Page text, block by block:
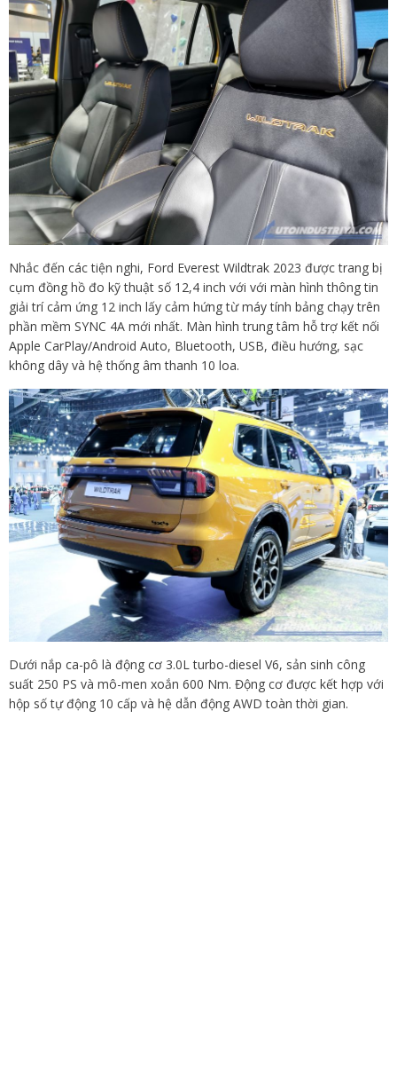
Nhắc đến các tiện nghi, Ford Everest Wildtrak 2023 được trang bị
cụm đồng hồ đo kỹ thuật số 12,4 inch với với màn hình thông tin
giải trí cảm ứng 12 inch lấy cảm hứng từ máy tính bảng chạy trên
phần mềm SYNC 4A mới nhất. Màn hình trung tâm hỗ trợ kết nối
Apple CarPlay/Android Auto, Bluetooth, USB, điều hướng, sạc
không dây và hệ thống âm thanh 10 loa.
Dưới nắp ca-pô là động cơ 3.0L turbo-diesel V6, sản sinh công
suất 250 PS và mô-men xoắn 600 Nm. Động cơ được kết hợp với
hộp số tự động 10 cấp và hệ dẫn động AWD toàn thời gian.